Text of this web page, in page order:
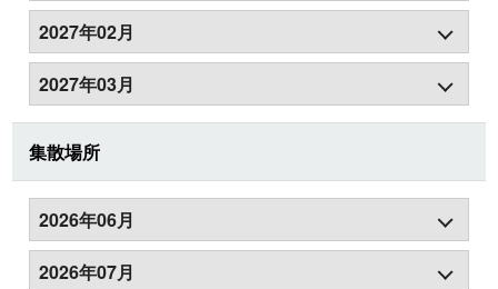
2027年02月
2027年03月
集散場所
2026年06月
2026年07月